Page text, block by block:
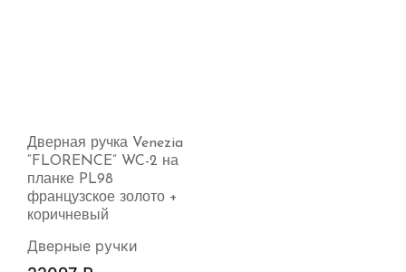
Дверная ручка Venezia
“FLORENCE” WC-2 на
планке PL98
французское золото +
коричневый
Дверные ручки